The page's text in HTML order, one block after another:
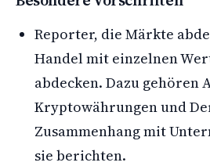
Reporter, die Märkte
Handel mit einzelnen
abdecken. Dazu gehören
Kryptowährungen und
Zusammenhang mit
sie berichten.